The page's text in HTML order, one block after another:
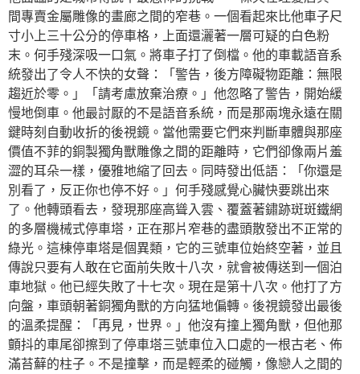
間專賣金屬雕像的畫廊之間的窄巷。一個看起來比他車子尺
寸小上三十公分的停車格，上面還灑著一層可疑的白色粉
末。何手殘深吸一口氣。將車子打了倒檔。他的車載語音系
統發出了令人不快的女聲：「警告，後方障礙物距離：無限
趨近於零。」「請考慮放棄治療。」他忽略了警告，開始緩
慢地倒車。他最討厭的不是語音系統，而是那兩塊永遠在關
鍵時刻自動收折的後視鏡。當他需要它們來判斷車體與那座
價值不菲的銅製獨角獸雕像之間的距離時，它們卻像兩片羞
澀的耳朵一樣，優雅地縮了回去。同時發出低語：「你還是
別看了，反正你也停不好。」何手殘感覺心臟快要跳出來
了。他轉頭看去，發現那座高聳入雲、覆蓋著鏽跡斑斑鐵網
的多層機械式停車塔，正在那片窄巷的盡頭散發出不正常的
綠光。這棟停車塔是個異類，它的三號車位始終空著，並且
傳說只要有人敢在它面前失敗十八次，就會被傳送到一個泊
車地獄。他已經失敗了十七次。現在是第十八次。他打了方
向盤，車頭朝著銅獨角獸的方向猛地偏轉。後視鏡發出最後
的溫柔提醒：「再見，世界。」他沒有撞上獨角獸，但他那
顫抖的車尾卻擦到了停車塔三號車位入口處的一根古老、佈
滿苔蘚的柱子。不是撞擊，而是輕柔的碰觸，像戀人之間的